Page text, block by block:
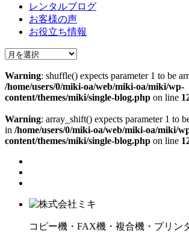
レンタルブログ
お客様の声
お役立ち情報
Warning: shuffle() expects parameter 1 to be
/home/users/0/miki-oa/web/miki-oa/miki/wp-
content/themes/miki/single-blog.php on line
Warning: array_shift() expects parameter 1 to
in /home/users/0/miki-oa/web/miki-oa/miki/
content/themes/miki/single-blog.php on line
コピー機・FAX機・複合機・プリン